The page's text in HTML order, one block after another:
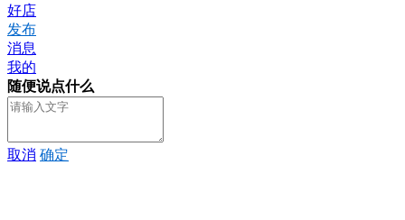
好店
发布
消息
我的
随便说点什么
取消 确定